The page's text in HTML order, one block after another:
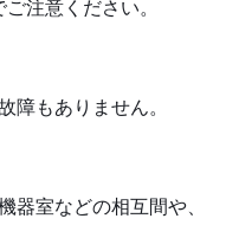
注意ください。
障もありません。
器室などの相互間や、